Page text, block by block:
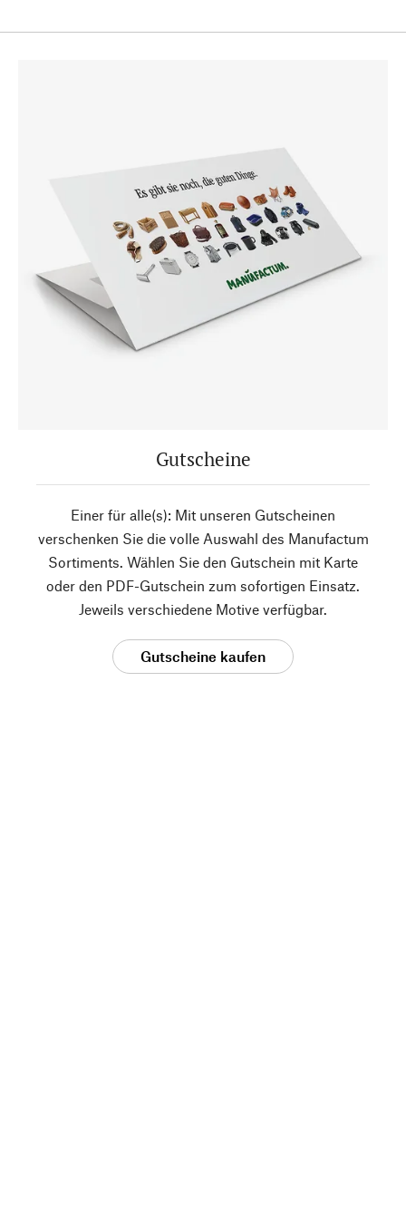
Gutscheine
Einer für alle(s): Mit unseren Gutscheinen
verschenken Sie die volle Auswahl des Manufactum
Sortiments. Wählen Sie den Gutschein mit Karte
oder den PDF-Gutschein zum sofortigen Einsatz.
Jeweils verschiedene Motive verfügbar.
Gutscheine kaufen